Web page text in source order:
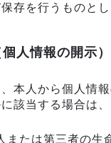
存を行うものとし
人情報の開示）
本人から個人情
該当する場合は
または第三者の生